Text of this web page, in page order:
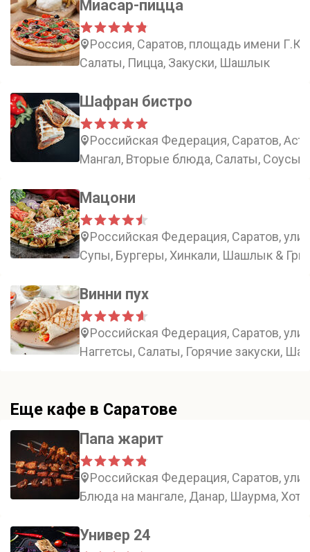
Миасар-пицца
Россия, Саратов, площадь имени
Салаты, Пицца, Закуски, Шашлык
Шафран бистро
Российская Федерация, Саратов,
Мангал, Вторые блюда, Салаты, Соусы
Мацони
Российская Федерация, Саратов,
Супы, Бургеры, Хинкали, Шашлык &
Винни пух
Российская Федерация, Саратов,
Наггетсы, Салаты, Горячие закуски,
Еще кафе в Саратове
Папа жарит
Российская Федерация, Саратов,
Блюда на мангале, Данар, Шаурма, Хот-
Универ 24